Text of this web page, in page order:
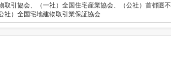
取引協会、（一社）全国住宅産業協会、（公社）首都圏不
社）全国宅地建物取引業保証協会